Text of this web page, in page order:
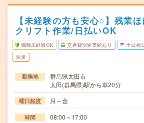
【未経験の方も安心○】残業
クリフト作業/日払いOK
職種未経験OK 交通費別途支給あり 土日祝
派遣
勤務地
群馬県太田市
太田(群馬県)駅から車20分
曜日頻度 月～金
時間 08:00～17:00